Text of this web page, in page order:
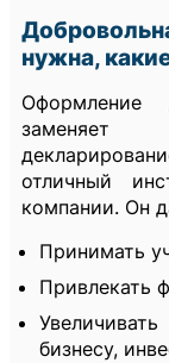
нужна,
Оформление
заменяет
отличный
компании. Он
Принимать
Привлекать
бизнесу,